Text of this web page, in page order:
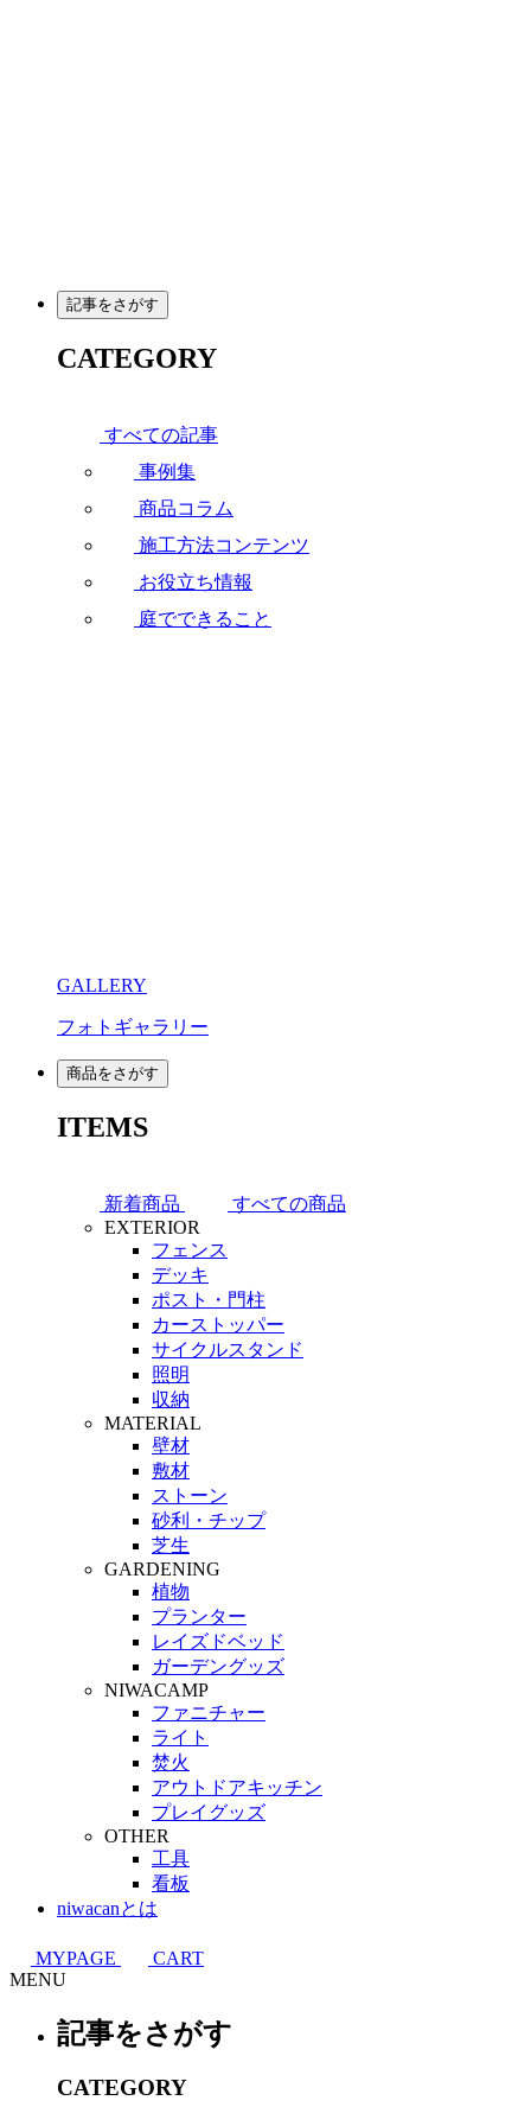
記事をさがす
CATEGORY
すべての記事
事例集
商品コラム
施工方法コンテンツ
お役立ち情報
庭でできること
GALLERY
フォトギャラリー
商品をさがす
ITEMS
新着商品
すべての商品
EXTERIOR
フェンス
デッキ
ポスト・門柱
カーストッパー
サイクルスタンド
照明
収納
MATERIAL
壁材
敷材
ストーン
砂利・チップ
芝生
GARDENING
植物
プランター
レイズドベッド
ガーデングッズ
NIWACAMP
ファニチャー
ライト
焚火
アウトドアキッチン
プレイグッズ
OTHER
工具
看板
niwacanとは
MYPAGE
CART
MENU
記事をさがす
CATEGORY